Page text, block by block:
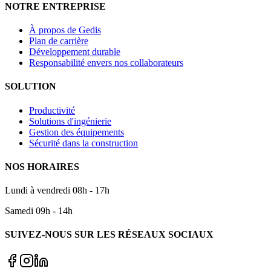
NOTRE ENTREPRISE
À propos de Gedis
Plan de carrière
Développement durable
Responsabilité envers nos collaborateurs
SOLUTION
Productivité
Solutions d'ingénierie
Gestion des équipements
Sécurité dans la construction
NOS HORAIRES
Lundi à vendredi 08h - 17h
Samedi 09h - 14h
SUIVEZ-NOUS SUR LES RÉSEAUX SOCIAUX